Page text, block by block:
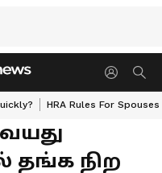
HRA Rules For Spouses
வயது
நிற